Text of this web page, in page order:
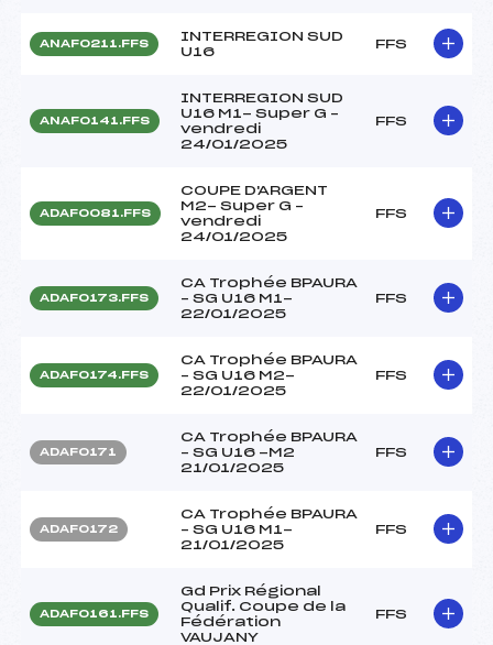
ANAF0211.FFS
INTERREGION SUD
U16
FFS
ANAF0141.FFS
INTERREGION SUD
U16 M1- Super G –
vendredi
24/01/2025
FFS
ADAF0081.FFS
COUPE D'ARGENT
M2- Super G –
vendredi
24/01/2025
FFS
ADAF0173.FFS
CA Trophée BPAURA
– SG U16 M1-
22/01/2025
FFS
ADAF0174.FFS
CA Trophée BPAURA
– SG U16 M2-
22/01/2025
FFS
ADAF0171
CA Trophée BPAURA
– SG U16 -M2
21/01/2025
FFS
ADAF0172
CA Trophée BPAURA
– SG U16 M1-
21/01/2025
FFS
ADAF0161.FFS
Gd Prix Régional
Qualif. Coupe de la
Fédération
VAUJANY
FFS